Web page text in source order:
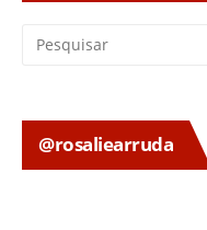
@rosaliearruda